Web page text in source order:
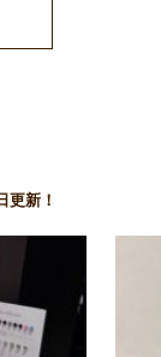
更新！